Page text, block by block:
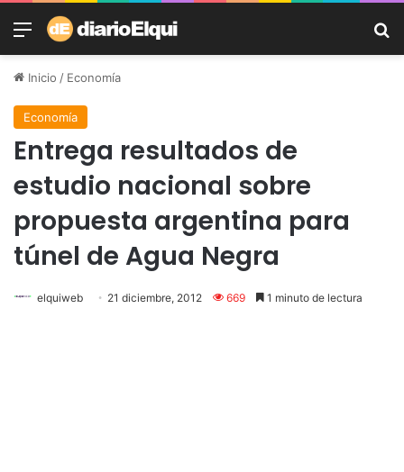
Menú
Inicio / Economía
Economía
Entrega resultados de
estudio nacional sobre
propuesta argentina para
túnel de Agua Negra
elquiweb 21 diciembre, 2012 669 1 minuto de lectura